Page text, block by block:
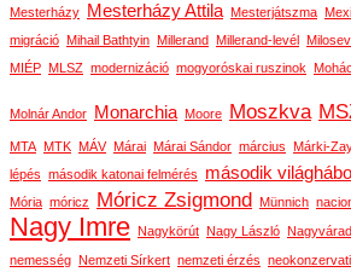
Mesterházy
Mesterházy Attila Mesterjátszma
migráció Mihail Bathtyin Millerand Millerand-levél
MIÉP MLSZ modernizáció mogyoróskai ruszinok
Molnár Andor Monarchia Moore Moszkva
MTA MTK MÁV Márai Márai Sándor március Márki-
lépés második katonai felmérés második
Mória móricz Móricz Zsigmond Münnich
Nagy Imre Nagykörút Nagy László Nagyvárad
nemesség Nemzeti Sírkert nemzeti érzés